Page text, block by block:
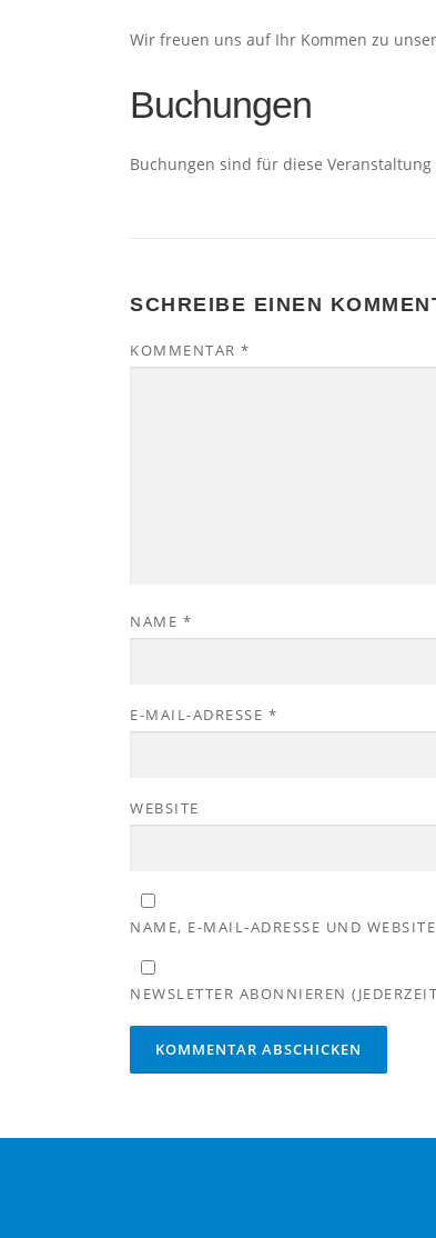
Wir freuen uns auf Ihr Kommen zu
Buchungen
Buchungen sind für diese
SCHREIBE EINEN
KOMMENTAR *
NAME *
E-MAIL-ADRESSE *
WEBSITE
NAME, E-MAIL-ADRESSE UND
NEWSLETTER ABONNIEREN